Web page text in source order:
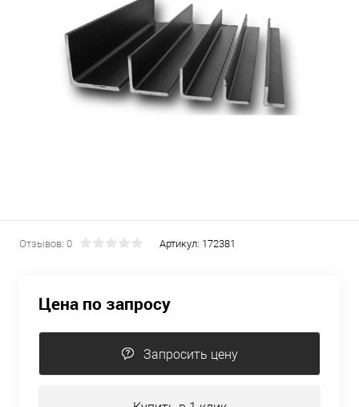
Отзывов: 0 Артикул: 172381
Цена по запросу
Запросить цену